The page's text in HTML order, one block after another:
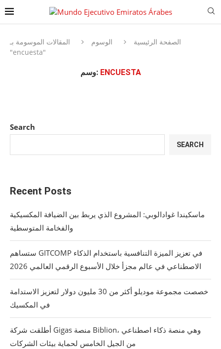
الصفحة الرئيسية الوسوم
المقالات الموسومة بـ
"encuesta"
وسم: ENCUESTA
Search
SEARCH
Recent Posts
ماسكيندا غوادالوبي: المشروع الذي يربط بين الضيافة المكسيكية
والفخامة المتوسطية
ستساهم GITCOMP في تعزيز الميزة التنافسية باستخدام الذكاء
الاصطناعي في عالم مجزأ خلال الأسبوع الرقمي العالمي 2026
خصصت مجموعة موديلو أكثر من 30 مليون دولار لتعزيز الاستدامة
في المكسيك
أطلقت شركة Gigas منصة Biblion، وهي منصة ذكاء اصطناعي
من الجيل الخامس لحماية بيئات الشركات